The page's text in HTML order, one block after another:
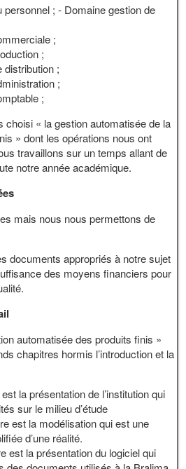
personnel ; - Domaine gestion de
;
;
distribution ;
;
;
choisi « la gestion automatisée de la
» dont les opérations nous ont
travaillons sur un temps allant de
notre année académique.
mais nous nous permettons de
documents appropriés à notre sujet
des moyens financiers pour
automatisée des produits finis »
chapitres hormis l’introduction et la
la présentation de l’institution qui
sur le milieu d’étude
est la modélisation qui est une
d’une réalité.
est la présentation du logiciel qui